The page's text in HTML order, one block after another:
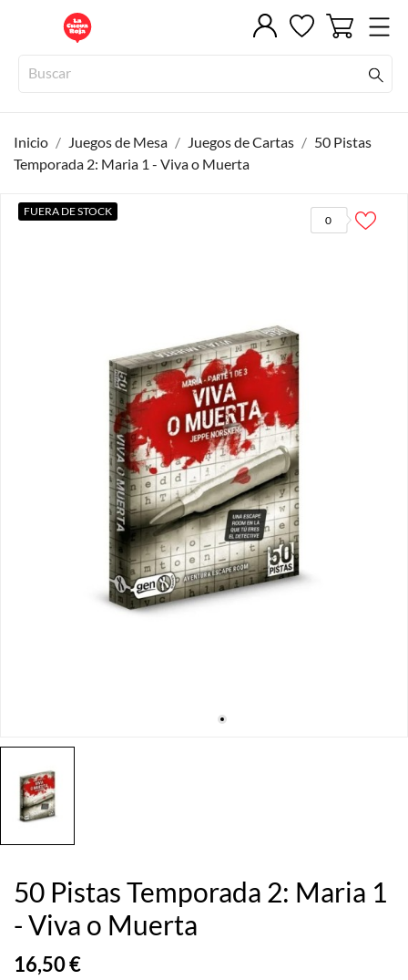
Inicio Juegos de Mesa Juegos de Cartas
50 Pistas
Temporada 2: Maria 1 - Viva o Muerta
0
FUERA DE STOCK
50 Pistas Temporada 2: Maria 1
- Viva o Muerta
16,50 €